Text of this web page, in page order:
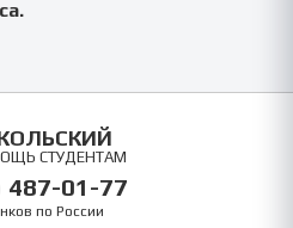
СТУДЕНТАМ
487-01-77
по России